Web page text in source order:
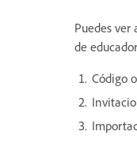
Puedes ver
de
Código